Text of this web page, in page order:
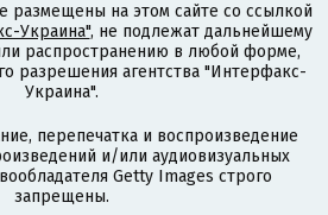
размещены на этом сайте со ссылкой
Украина", не подлежат дальнейшему
распространению в любой форме,
разрешения агентства "Интерфакс-
Украина".
перепечатка и воспроизведение
и/или аудиовизуальных
Getty Images строго
запрещены.